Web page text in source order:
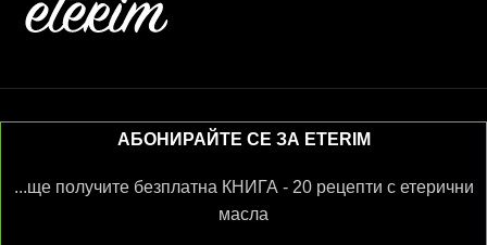
АБОНИРАЙТЕ СЕ ЗА ETERIM
...ще получите безплатна КНИГА - 20 рецепти с етерични
масла